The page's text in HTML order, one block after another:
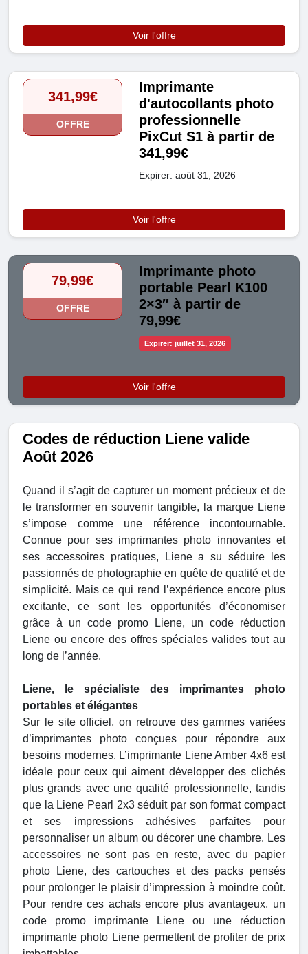
Voir l'offre
341,99€
OFFRE
Imprimante
d'autocollants photo
professionnelle
PixCut S1 à partir de
341,99€
Expirer: août 31, 2026
Voir l'offre
79,99€
OFFRE
Imprimante photo
portable Pearl K100
2×3″ à partir de
79,99€
Expirer: juillet 31, 2026
Voir l'offre
Codes de réduction Liene valide
Août 2026
Quand il s’agit de capturer un moment précieux et de
le transformer en souvenir tangible, la marque Liene
s’impose comme une référence incontournable.
Connue pour ses imprimantes photo innovantes et
ses accessoires pratiques, Liene a su séduire les
passionnés de photographie en quête de qualité et de
simplicité. Mais ce qui rend l’expérience encore plus
excitante, ce sont les opportunités d’économiser
grâce à un code promo Liene, un code réduction
Liene ou encore des offres spéciales valides tout au
long de l’année.
Liene, le spécialiste des imprimantes photo
portables et élégantes
Sur le site officiel, on retrouve des gammes variées
d’imprimantes photo conçues pour répondre aux
besoins modernes. L’imprimante Liene Amber 4x6 est
idéale pour ceux qui aiment développer des clichés
plus grands avec une qualité professionnelle, tandis
que la Liene Pearl 2x3 séduit par son format compact
et ses impressions adhésives parfaites pour
personnaliser un album ou décorer une chambre. Les
accessoires ne sont pas en reste, avec du papier
photo Liene, des cartouches et des packs pensés
pour prolonger le plaisir d’impression à moindre coût.
Pour rendre ces achats encore plus avantageux, un
code promo imprimante Liene ou une réduction
imprimante photo Liene permettent de profiter de prix